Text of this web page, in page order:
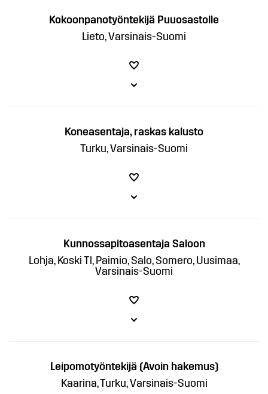
Kokoonpanotyöntekijä Puuosastolle
Lieto, Varsinais-Suomi
Koneasentaja, raskas kalusto
Turku, Varsinais-Suomi
Kunnossapitoasentaja Saloon
Lohja, Koski Tl, Paimio, Salo, Somero, Uusimaa,
Varsinais-Suomi
Leipomotyöntekijä (Avoin hakemus)
Kaarina, Turku, Varsinais-Suomi